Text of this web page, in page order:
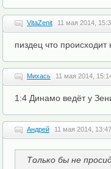
VitaZenit 11 мая 2014,
пиздец что
Михась 11 мая 2014,
1:4 Динамо ведёт у
Андрей 11 мая 2014, 13:47
Только бы не